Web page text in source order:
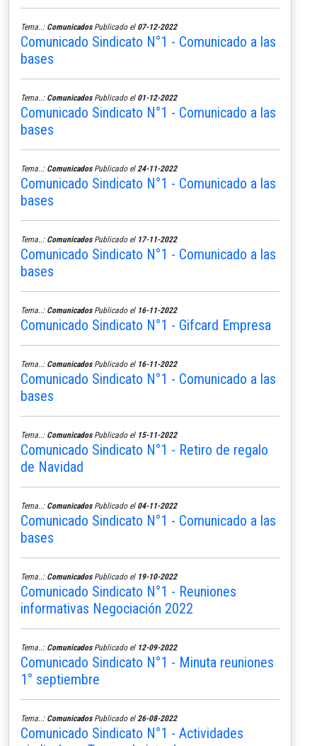
Tema..: ComunicadosPublicado el 07-12-2022
Comunicado Sindicato N°1 - Comunicado a las
bases
Tema..: ComunicadosPublicado el 01-12-2022
Comunicado Sindicato N°1 - Comunicado a las
bases
Tema..: ComunicadosPublicado el 24-11-2022
Comunicado Sindicato N°1 - Comunicado a las
bases
Tema..: ComunicadosPublicado el 17-11-2022
Comunicado Sindicato N°1 - Comunicado a las
bases
Tema..: ComunicadosPublicado el 16-11-2022
Comunicado Sindicato N°1 - Gifcard Empresa
Tema..: ComunicadosPublicado el 16-11-2022
Comunicado Sindicato N°1 - Comunicado a las
bases
Tema..: ComunicadosPublicado el 15-11-2022
Comunicado Sindicato N°1 - Retiro de regalo
de Navidad
Tema..: ComunicadosPublicado el 04-11-2022
Comunicado Sindicato N°1 - Comunicado a las
bases
Tema..: ComunicadosPublicado el 19-10-2022
Comunicado Sindicato N°1 - Reuniones
informativas Negociación 2022
Tema..: ComunicadosPublicado el 12-09-2022
Comunicado Sindicato N°1 - Minuta reuniones
1° septiembre
Tema..: ComunicadosPublicado el 26-08-2022
Comunicado Sindicato N°1 - Actividades